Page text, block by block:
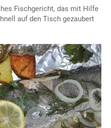
Fischgericht, das mit Hilfe
auf den Tisch gezaubert